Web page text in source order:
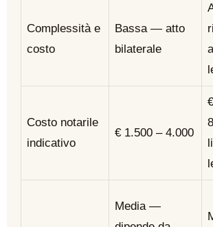
Complessità e
costo
Bassa — atto
bilaterale
Costo notarile
indicativo
€ 1.500 – 4.000
Media —